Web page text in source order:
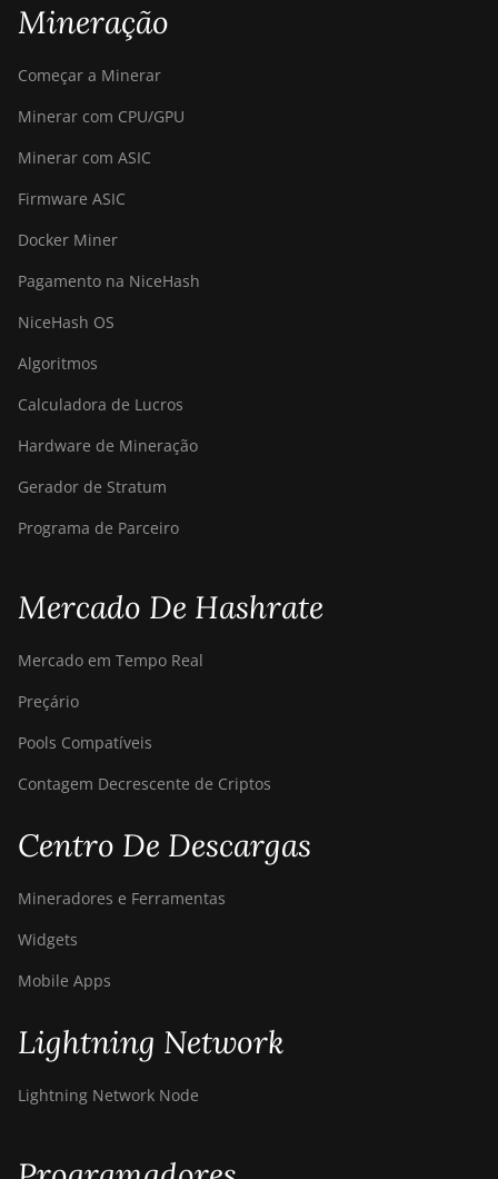
Mineração
Começar a Minerar
Minerar com CPU/GPU
Minerar com ASIC
Firmware ASIC
Docker Miner
Pagamento na NiceHash
NiceHash OS
Algoritmos
Calculadora de Lucros
Hardware de Mineração
Gerador de Stratum
Programa de Parceiro
Mercado De Hashrate
Mercado em Tempo Real
Preçário
Pools Compatíveis
Contagem Decrescente de Criptos
Centro De Descargas
Mineradores e Ferramentas
Widgets
Mobile Apps
Lightning Network
Lightning Network Node